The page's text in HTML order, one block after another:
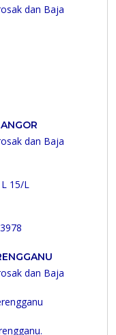
dan Baja
dan Baja
L 15/L
dan Baja